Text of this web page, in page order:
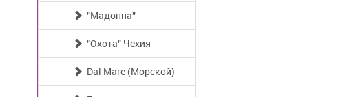
"Мадонна"
"Охота" Чехия
Dal Mare (Морской)